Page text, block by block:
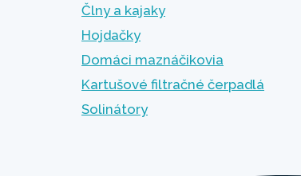
Člny a kajaky
Hojdačky
Domáci maznáčikovia
Kartušové filtračné čerpadlá
Solinátory